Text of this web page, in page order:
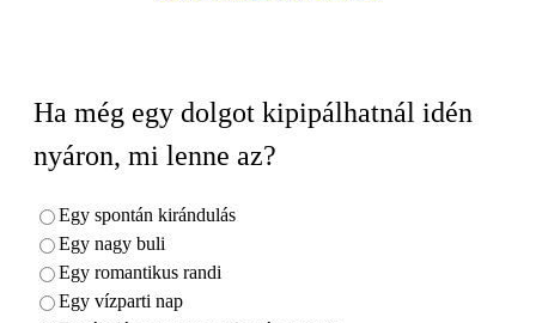
Ha még egy dolgot kipipálhatnál idén
nyáron, mi lenne az?
Egy spontán kirándulás
Egy nagy buli
Egy romantikus randi
Egy vízparti nap